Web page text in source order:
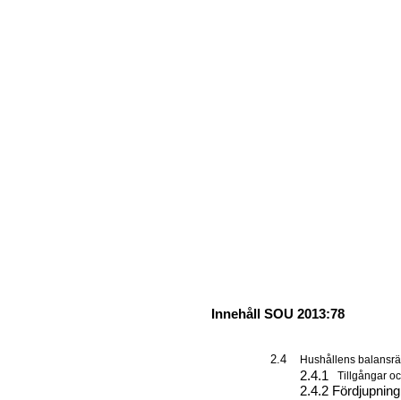
Innehåll SOU 2013:78
2.4 Hushållens
2.4.1 Tillgångar
2.4.2